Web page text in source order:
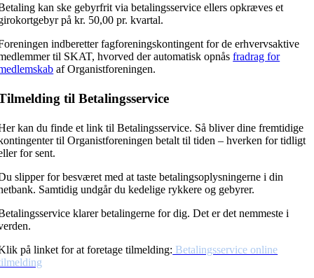
kan ske gebyrfrit via betalingsservice ellers opkræves et
på kr. 50,00 pr. kvartal.
indberetter fagforeningskontingent for de erhvervsaktive
til SKAT, hvorved der automatisk opnåsfradrag for
af Organistforeningen.
til Betalingsservice
kan du finde et link til Betalingsservice. Så bliver dine fremtidige
til Organistforeningen betalt til tiden – hverken for tidligt
for sent.
slipper for besværet med at taste betalingsoplysningerne i din
Samtidig undgår du kedelige rykkere og gebyrer.
klarer betalingerne for dig. Det er det nemmeste i
på linket for at foretage tilmelding: Betalingsservice online